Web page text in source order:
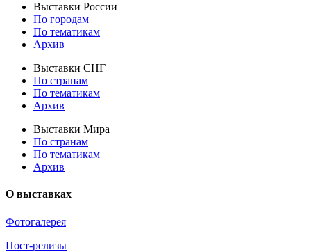
Выставки России
По городам
По тематикам
Архив
Выставки СНГ
По странам
По тематикам
Архив
Выставки Мира
По странам
По тематикам
Архив
О выставках
Фотогалерея
Пост-релизы